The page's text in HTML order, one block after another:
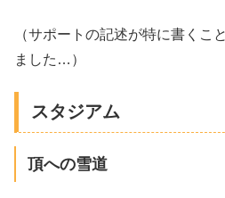
（サポートの記述が特に書くこ
ました…）
スタジアム
頂への雪道